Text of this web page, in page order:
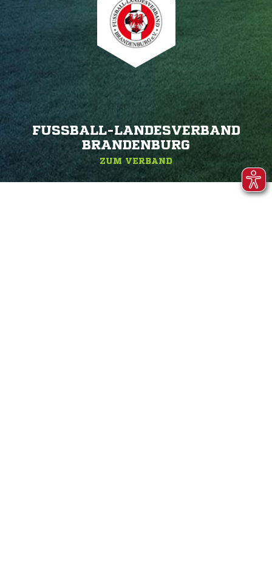
FUSSBALL-LANDESVERBAND B
RANDENBURG
ZUM VERBAND